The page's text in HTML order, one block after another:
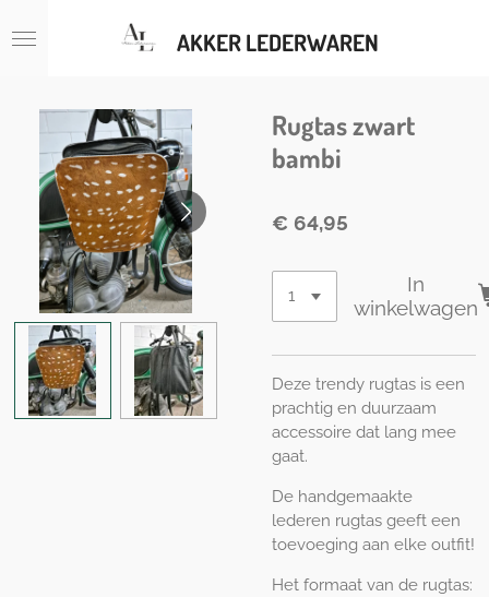
direct
hoofdinhoud
AKKER LEDERWAREN
Rugtas zwart
bambi
€ 64,95
In
winkelwagen
Deze trendy rugtas is een
prachtig en duurzaam
accessoire dat lang mee
gaat.
De handgemaakte
lederen rugtas geeft een
toevoeging aan elke outfit!
Het formaat van de rugtas: